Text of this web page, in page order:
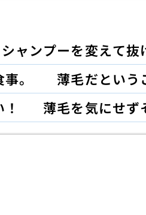
シャンプーを変えて抜
。
薄毛だという
薄毛を気にせず